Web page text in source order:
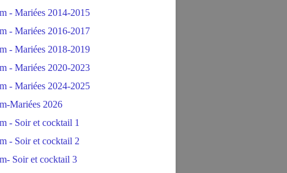
- Mariées 2014-2015
- Mariées 2016-2017
- Mariées 2018-2019
- Mariées 2020-2023
- Mariées 2024-2025
Mariées 2026
- Soir et cocktail 1
- Soir et cocktail 2
Soir et cocktail 3